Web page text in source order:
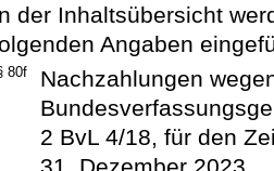
der Inhaltsübersicht
Angaben
80f
Nachzahlungen
2 BvL 4/18, für den
31. Dezember 2023